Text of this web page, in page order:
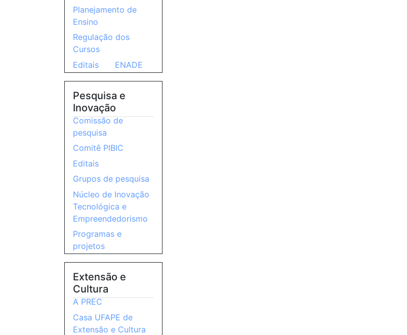
Planejamento de
Ensino
Regulação dos
Cursos
Editais
ENADE
Pesquisa e
Inovação
Comissão de
pesquisa
Comitê PIBIC
Editais
Grupos de pesquisa
Núcleo de Inovação
Tecnológica e
Empreendedorismo
Programas e
projetos
Extensão e
Cultura
A PREC
Casa UFAPE de
Extensão e Cultura